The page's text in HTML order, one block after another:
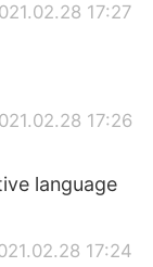
17:27
17:26
language
17:24